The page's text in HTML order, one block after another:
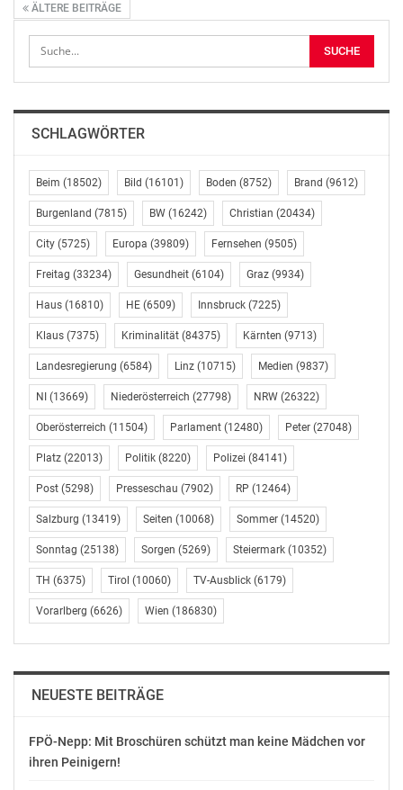
ÄLTERE BEITRÄGE
SCHLAGWÖRTER
Beim (18502) Bild (16101) Boden (8752) Brand (9612)
Burgenland (7815) BW (16242) Christian (20434)
City (5725) Europa (39809) Fernsehen (9505)
Freitag (33234) Gesundheit (6104) Graz (9934)
Haus (16810) HE (6509) Innsbruck (7225)
Klaus (7375) Kriminalität (84375) Kärnten (9713)
Landesregierung (6584) Linz (10715) Medien (9837)
NI (13669) Niederösterreich (27798) NRW (26322)
Oberösterreich (11504) Parlament (12480) Peter (27048)
Platz (22013) Politik (8220) Polizei (84141)
Post (5298) Presseschau (7902) RP (12464)
Salzburg (13419) Seiten (10068) Sommer (14520)
Sonntag (25138) Sorgen (5269) Steiermark (10352)
TH (6375) Tirol (10060) TV-Ausblick (6179)
Vorarlberg (6626) Wien (186830)
NEUESTE BEITRÄGE
FPÖ-Nepp: Mit Broschüren schützt man keine Mädchen vor
ihren Peinigern!